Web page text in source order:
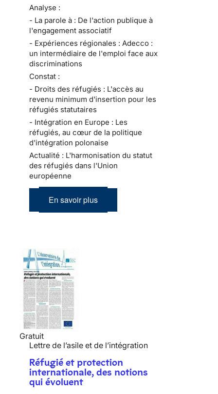
Analyse :
- La parole à : De l'action publique à
l'engagement associatif
- Expériences régionales : Adecco :
un intermédiaire de l'emploi face aux
discriminations
Constat :
- Droits des réfugiés : L'accès au
revenu minimum d'insertion pour les
réfugiés statutaires
- Intégration en Europe : Les
réfugiés, au cœur de la politique
d'intégration polonaise
Actualité : L'harmonisation du statut
des réfugiés dans l'Union
européenne
En savoir plus
Gratuit
Lettre de l’asile et de l’intégration
Réfugié et protection
internationale, des notions
qui évoluent